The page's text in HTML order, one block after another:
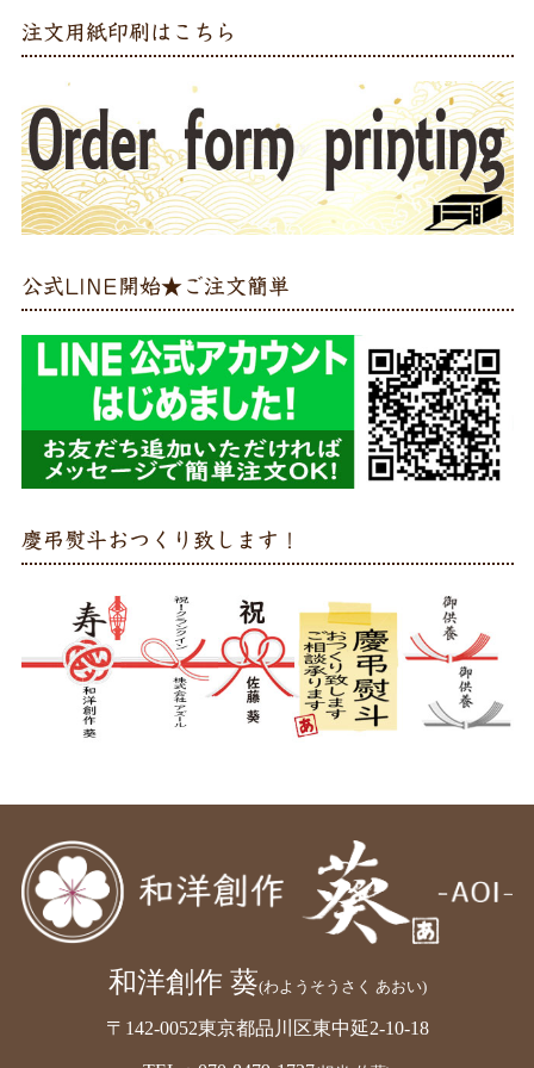
注文用紙印刷はこちら
公式LINE開始★ご注文簡単
慶弔熨斗おつくり致します！
和洋創作 葵(わようそうさく あおい)
〒142-0052東京都品川区東中延2-10-18